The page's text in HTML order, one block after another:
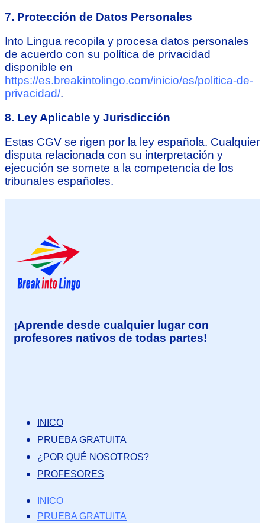
7. Protección de Datos Personales
Into Lingua recopila y procesa datos personales
de acuerdo con su política de privacidad
disponible en
https://es.breakintolingo.com/inicio/es/politica-de-
privacidad/.
8. Ley Aplicable y Jurisdicción
Estas CGV se rigen por la ley española. Cualquier
disputa relacionada con su interpretación y
ejecución se somete a la competencia de los
tribunales españoles.
¡Aprende desde cualquier lugar con
profesores nativos de todas partes!
INICO
PRUEBA GRATUITA
¿POR QUÉ NOSOTROS?
PROFESORES
INICO
PRUEBA GRATUITA